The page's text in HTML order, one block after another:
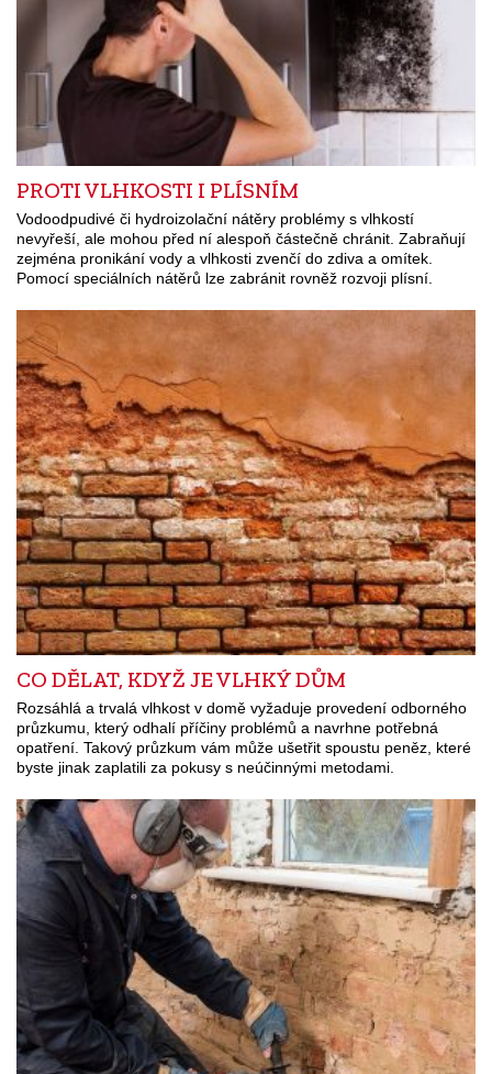
PROTI VLHKOSTI I PLÍSNÍM
Vodoodpudivé či hydroizolační nátěry problémy s vlhkostí
nevyřeší, ale mohou před ní alespoň částečně chránit. Zabraňují
zejména pronikání vody a vlhkosti zvenčí do zdiva a omítek.
Pomocí speciálních nátěrů lze zabránit rovněž rozvoji plísní.
CO DĚLAT, KDYŽ JE VLHKÝ DŮM
Rozsáhlá a trvalá vlhkost v domě vyžaduje provedení odborného
průzkumu, který odhalí příčiny problémů a navrhne potřebná
opatření. Takový průzkum vám může ušetřit spoustu peněz, které
byste jinak zaplatili za pokusy s neúčinnými metodami.